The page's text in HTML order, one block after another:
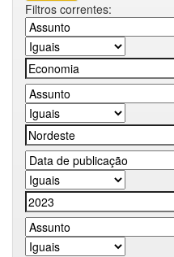
Filtros correntes: